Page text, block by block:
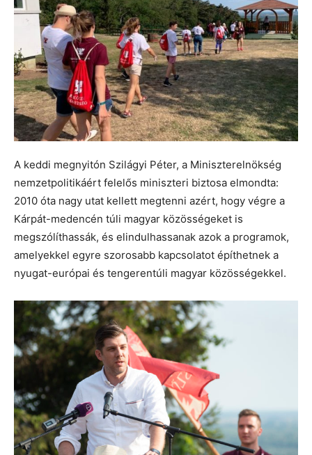
A keddi megnyitón Szilágyi Péter, a Miniszterelnökség
nemzetpolitikáért felelős miniszteri biztosa elmondta:
2010 óta nagy utat kellett megtenni azért, hogy végre a
Kárpát-medencén túli magyar közösségeket is
megszólíthassák, és elindulhassanak azok a programok,
amelyekkel egyre szorosabb kapcsolatot építhetnek a
nyugat-európai és tengerentúli magyar közösségekkel.